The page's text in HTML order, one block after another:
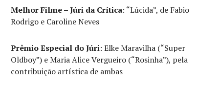
Melhor Filme – Júri da Crítica: “Lúcida”, de Fabio
Rodrigo e Caroline Neves
Prêmio Especial do Júri: Elke Maravilha (“Super
Oldboy”) e Maria Alice Vergueiro (“Rosinha”), pela
contribuição artística de ambas